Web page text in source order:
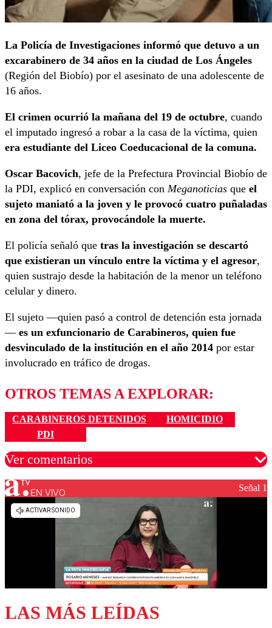
La Policía de Investigaciones informó que detuvo a un
excarabinero de 34 años en la ciudad de Los Ángeles
(Región del Biobío) por el asesinato de una adolescente de
16 años.
El crimen ocurrió la mañana del 19 de octubre, cuando
el imputado ingresó a robar a la casa de la víctima, quien
era estudiante del Liceo Coeducacional de la comuna.
Oscar Bacovich, jefe de la Prefectura Provincial Biobío de
la PDI, explicó en conversación con Meganoticias que el
sujeto maniató a la joven y le provocó cuatro puñaladas
en zona del tórax, provocándole la muerte.
El policía señaló que tras la investigación se descartó
que existieran un vínculo entre la víctima y el agresor,
quien sustrajo desde la habitación de la menor un teléfono
celular y dinero.
El sujeto —quien pasó a control de detención esta jornada
— es un exfuncionario de Carabineros, quien fue
desvinculado de la institución en el año 2014 por estar
involucrado en tráfico de drogas.
OTROS TEMAS A EXPLORAR:
CARABINEROS DETENIDOS
HOMICIDIO
PDI
Ver comentarios
Los comentarios son moderados para garantizar un
diálogo respetuoso.
EN VIVO Señal 1
LAS MÁS LEÍDAS